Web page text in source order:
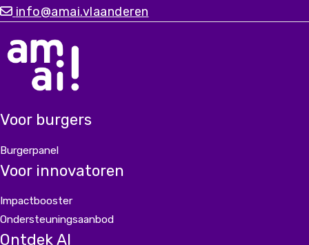
info@amai.vlaanderen
Voor burgers
Burgerpanel
Voor innovatoren
Impactbooster
Ondersteuningsaanbod
Ontdek AI